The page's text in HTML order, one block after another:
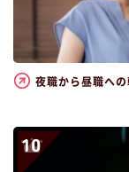
夜職から昼職へ